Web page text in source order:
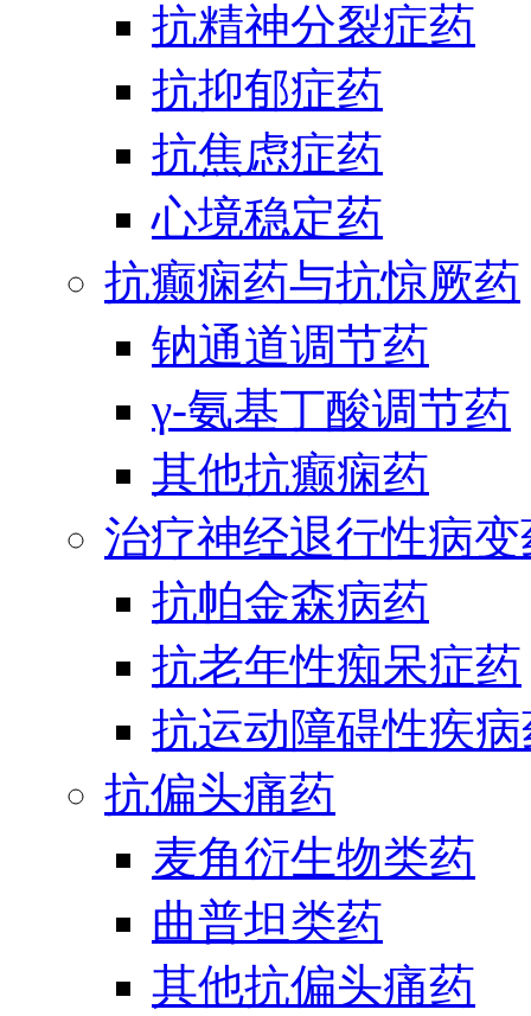
抗精神分裂症药
抗抑郁症药
抗焦虑症药
心境稳定药
抗癫痫药与抗惊厥药
钠通道调节药
γ-氨基丁酸调节药
其他抗癫痫药
治疗神经退行性病
抗帕金森病药
抗老年性痴呆症药
抗运动障碍性疾
抗偏头痛药
麦角衍生物类药
曲普坦类药
其他抗偏头痛药